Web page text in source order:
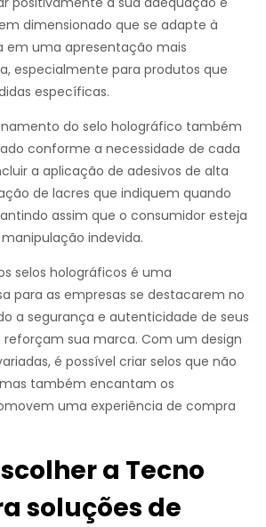
dimensionado que se adapte à
em uma apresentação mais
especialmente para produtos que
específicas.
do selo holográfico também
conforme a necessidade de cada
a aplicação de adesivos de alta
de lacres que indiquem quando
assim que o consumidor esteja
indevida.
selos holográficos é uma
para as empresas se destacarem no
a segurança e autenticidade de seus
sua marca. Com um design
é possível criar selos que não
também encantam os
uma experiência de compra
a Tecno
soluções de